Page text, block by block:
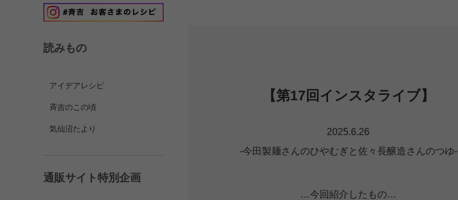
【第17回インスタライブ】
2025.6.26
-今田製麺さんのひやむぎと佐々長醸造さんのつゆ-
…今回紹介したもの…
読みもの
アイデアレシピ
斉吉のこの頃
気仙沼たより
通販サイト特別企画